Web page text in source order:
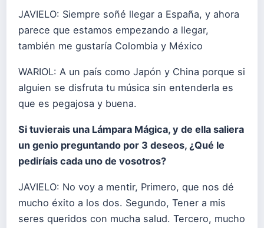
JAVIELO: Siempre soñé llegar a España, y ahora
parece que estamos empezando a llegar,
también me gustaría Colombia y México
WARIOL: A un país como Japón y China porque si
alguien se disfruta tu música sin entenderla es
que es pegajosa y buena.
Si tuvierais una Lámpara Mágica, y de ella saliera
un genio preguntando por 3 deseos, ¿Qué le
pediríais cada uno de vosotros?
JAVIELO: No voy a mentir, Primero, que nos dé
mucho éxito a los dos. Segundo, Tener a mis
seres queridos con mucha salud. Tercero, mucho